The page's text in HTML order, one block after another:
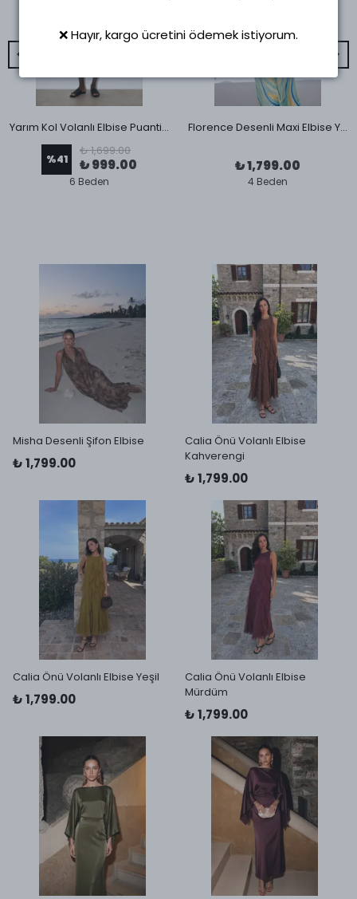
Yarım Kol Volanlı Elbise Puantiye
%41
₺ 1,699.00
₺ 999.00
6 Beden
Florence Desenli Maxi Elbise Yeşil
₺ 1,799.00
4 Beden
Misha Desenli Şifon Elbise
₺ 1,799.00
Calia Önü Volanlı Elbise
Kahverengi
₺ 1,799.00
Calia Önü Volanlı Elbise Yeşil
₺ 1,799.00
Calia Önü Volanlı Elbise
Mürdüm
₺ 1,799.00
❌ Hayır, kargo ücretini ödemek istiyorum.